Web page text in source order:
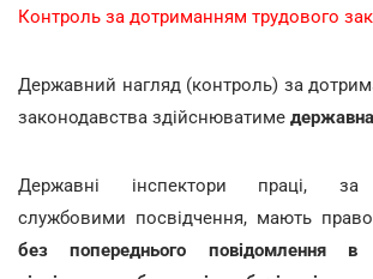
Контроль за дотриманням трудового
Державний нагляд (контроль) за
законодавства здійснюватиме державна
Державні інспектори праці, за
службовими посвідчення, мають право
без попереднього повідомлення